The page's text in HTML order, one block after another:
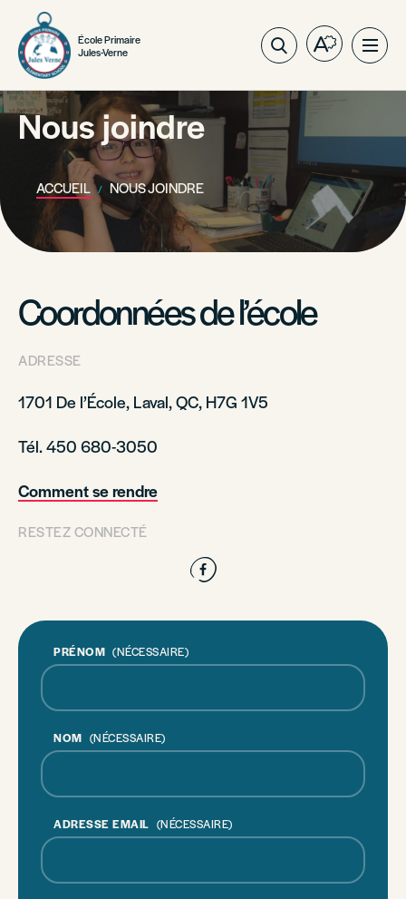
École Primaire
Jules-Verne
Ouvrez
barre
Nous joindre
ACCUEIL NOUS JOINDRE
Coordonnées de l’école
ADRESSE
1701 De l’École, Laval, QC, H7G 1V5
Tél. 450 680-3050
Comment se rendre
RESTEZ CONNECTÉ
Facebook
PRÉNOM (NÉCESSAIRE)
NOM (NÉCESSAIRE)
ADRESSE EMAIL (NÉCESSAIRE)